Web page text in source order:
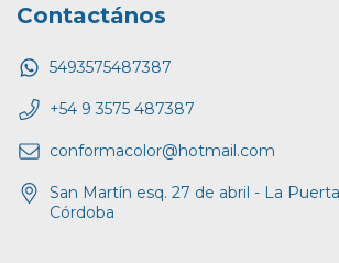
Contactános
5493575487387
+54 9 3575 487387
conformacolor@hotmail.com
San Martín esq. 27 de abril - La
Córdoba